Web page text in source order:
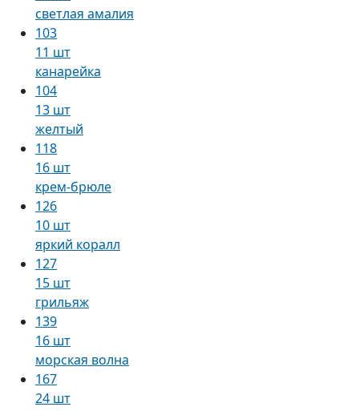
светлая амалия
103
11 шт
канарейка
104
13 шт
желтый
118
16 шт
крем-брюле
126
10 шт
яркий коралл
127
15 шт
грильяж
139
16 шт
морская волна
167
24 шт